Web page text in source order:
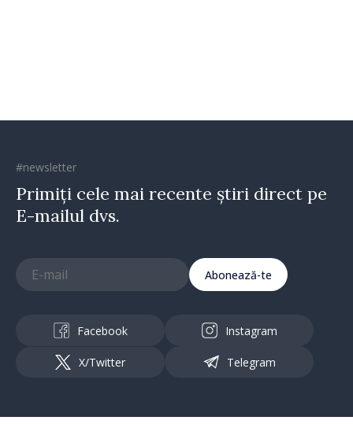
#newsletter
Primiți cele mai recente știri direct pe
E-mailul dvs.
Abonează-te
Facebook Instagram
X/Twitter Telegram